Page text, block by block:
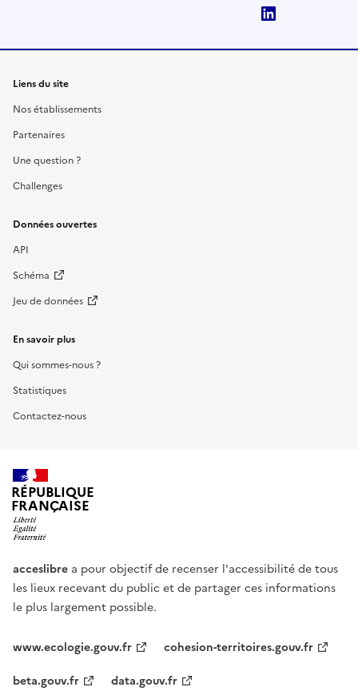
Liens du site
Nos établissements
Partenaires
Une question ?
Challenges
Données ouvertes
API
Schéma
Jeu de données
En savoir plus
Qui sommes-nous ?
Statistiques
Contactez-nous
RÉPUBLIQUE
FRANÇAISE
acceslibre a pour objectif de recenser l'accessibilité de tous
les lieux recevant du public et de partager ces informations
le plus largement possible.
www.ecologie.gouv.fr
cohesion-territoires.gouv.fr
beta.gouv.fr
data.gouv.fr